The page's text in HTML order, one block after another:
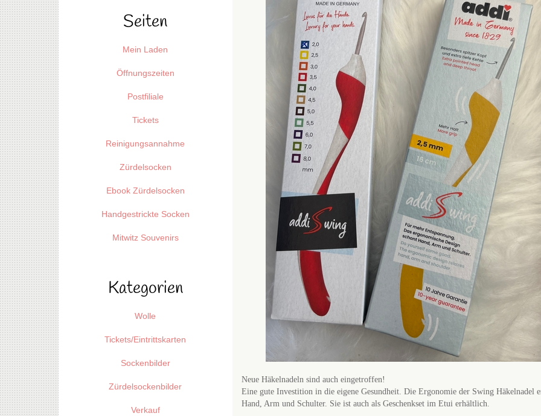
Neue Häkelnadeln sind auch eingetroffen!
Eine gute Investition in die eigene Gesundheit. Die Ergonomie der Swing Häkelnadel
Hand, Arm und Schulter. Sie ist auch als Geschenkset im Etui erhältlich.
Seiten
Mein Laden
Öffnungszeiten
Postfiliale
Tickets
Reinigungsannahme
Zürdelsocken
Ebook Zürdelsocken
Handgestrickte Socken
Mitwitz Souvenirs
Kategorien
Wolle
Tickets/Eintrittskarten
Sockenbilder
Zürdelsockenbilder
Verkauf